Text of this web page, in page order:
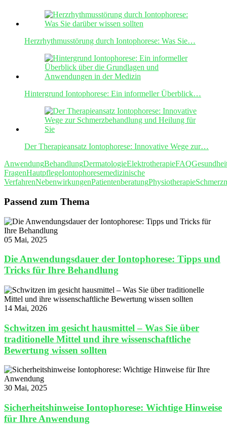
Herzrhythmusstörung durch Iontophorese: Was Sie…
Hintergrund Iontophorese: Ein informeller Überblick…
Der Therapieansatz Iontophorese: Innovative Wege zur…
AnwendungBehandlungDermatologieElektrotherapieFAQ
FragenHautpflegeIontophoresemedizinische
VerfahrenNebenwirkungenPatientenberatungPhysiotherapie
Passend zum Thema
05 Mai, 2025
Die Anwendungsdauer der Iontophorese: Tipps und
Tricks für Ihre Behandlung
14 Mai, 2026
Schwitzen im gesicht hausmittel – Was Sie über
traditionelle Mittel und ihre wissenschaftliche
Bewertung wissen sollten
30 Mai, 2025
Sicherheitshinweise Iontophorese: Wichtige Hinweise
für Ihre Anwendung